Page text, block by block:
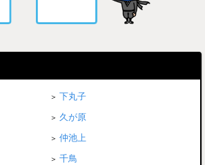
下丸子
久が原
仲池上
千鳥